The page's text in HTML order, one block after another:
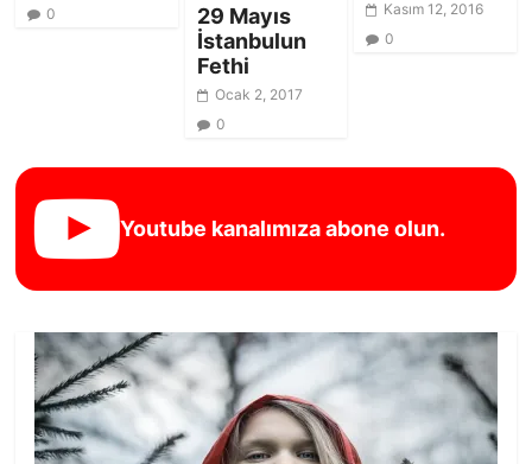
0
29 Mayıs
İstanbulun
Fethi
Ocak 2, 2017
0
Kasım 12, 2016
0
Youtube kanalımıza abone olun.